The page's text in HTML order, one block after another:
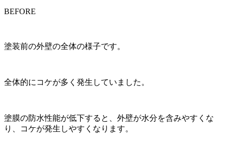
BEFORE
塗装前の外壁の全体の様子です。
全体的にコケが多く発生していました。
塗膜の防水性能が低下すると、外壁が水分を含みやすくな
り、コケが発生しやすくなります。